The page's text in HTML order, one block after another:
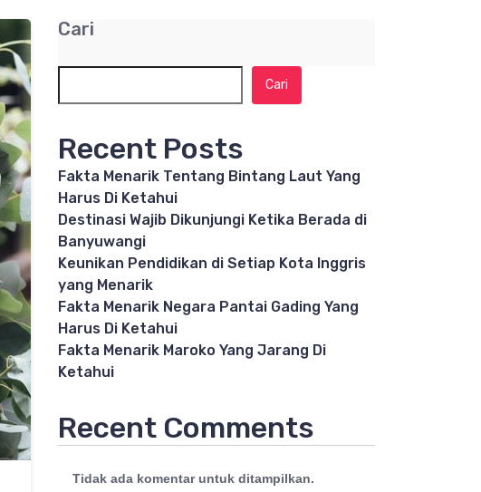
Cari
Cari
Recent Posts
Fakta Menarik Tentang Bintang Laut Yang
Harus Di Ketahui
Destinasi Wajib Dikunjungi Ketika Berada di
Banyuwangi
Keunikan Pendidikan di Setiap Kota Inggris
yang Menarik
Fakta Menarik Negara Pantai Gading Yang
Harus Di Ketahui
Fakta Menarik Maroko Yang Jarang Di
Ketahui
Recent Comments
Tidak ada komentar untuk ditampilkan.